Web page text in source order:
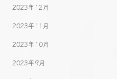
2023年12月
2023年11月
2023年10月
2023年9月